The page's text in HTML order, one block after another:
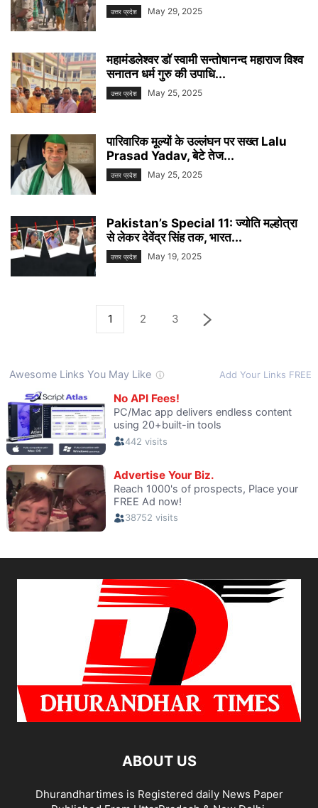
उत्तर प्रदेश May 29, 2025
महामंडलेश्वर डाॅ स्वामी सन्तोषानन्द महाराज विश्व
सनातन धर्म गुरु की उपाधि...
उत्तर प्रदेश May 25, 2025
पारिवारिक मूल्यों के उल्लंघन पर सख्त Lalu
Prasad Yadav, बेटे तेज...
उत्तर प्रदेश May 25, 2025
Pakistan’s Special 11: ज्योति मल्होत्रा ​​
से लेकर देवेंद्र सिंह तक, भारत...
उत्तर प्रदेश May 19, 2025
1 2 3
ABOUT US
Dhurandhartimes is Registered daily News Paper